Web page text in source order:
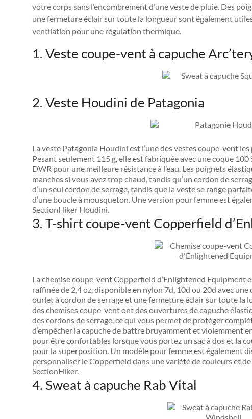
votre corps sans l’encombrement d’une veste de pluie. Des
une fermeture éclair sur toute la longueur sont également
ventilation pour une régulation thermique.
1. Veste coupe-vent à capuche
2. Veste Houdini de Patagonia
La veste Patagonia Houdini est l’une des vestes coupe-vent
Pesant seulement 115 g, elle est fabriquée avec une coque
DWR pour une meilleure résistance à l’eau. Les poignets
manches si vous avez trop chaud, tandis qu’un cordon de
d’un seul cordon de serrage, tandis que la veste se range
d’une boucle à mousqueton. Une version pour femme est
SectionHiker Houdini.
3. T-shirt coupe-vent Copperfield
La chemise coupe-vent Copperfield d’Enlightened
raffinée de 2,4 oz, disponible en nylon 7d, 10d ou 20d avec
ourlet à cordon de serrage et une fermeture éclair sur toute la
des chemises coupe-vent ont des ouvertures de capuche
des cordons de serrage, ce qui vous permet de protéger
d’empêcher la capuche de battre bruyamment et violemment
pour être confortables lorsque vous portez un sac à dos et la
pour la superposition. Un modèle pour femme est également
personnaliser le Copperfield dans une variété de couleurs et
SectionHiker.
4. Sweat à capuche Rab Vital